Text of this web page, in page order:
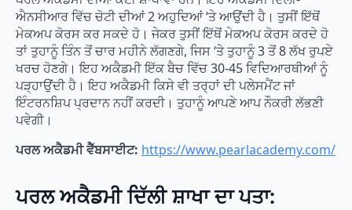
ਐਨਸੀਆਰ ਵਿੱਚ ਚੋਟੀ ਦੀਆਂ 2 ਅਹੁਦਿਆਂ ‘ਤੇ ਆਉਂਦੀ ਹੈ। ਤੁਸੀਂ ਇੱਥੋਂ
ਮੇਕਅਪ ਕੋਰਸ ਕਰ ਸਕਦੇ ਹੋ। ਜੇਕਰ ਤੁਸੀਂ ਇੱਥੋਂ ਮੇਕਅਪ ਕੋਰਸ ਕਰਦੇ ਹੋ
ਤਾਂ ਤੁਹਾਨੂੰ ਤਿੰਨ ਤੋਂ ਚਾਰ ਮਹੀਨੇ ਲੱਗਣਗੇ, ਜਿਸ ‘ਤੇ ਤੁਹਾਨੂੰ 3 ਤੋਂ 8 ਲੱਖ ਰੁਪਏ
ਖਰਚ ਹੋਣਗੇ। ਇਹ ਅਕੈਡਮੀ ਇੱਕ ਬੈਚ ਵਿੱਚ 30-45 ਵਿਦਿਆਰਥੀਆਂ ਨੂੰ
ਪੜ੍ਹਾਉਂਦੀ ਹੈ। ਇਹ ਅਕੈਡਮੀ ਕਿਸੇ ਵੀ ਤਰ੍ਹਾਂ ਦੀ ਪਲੇਸਮੈਂਟ ਜਾਂ
ਇੰਟਰਨਸ਼ਿਪ ਪ੍ਰਦਾਨ ਨਹੀਂ ਕਰਦੀ। ਤੁਹਾਨੂੰ ਆਪਣੇ ਆਪ ਨੌਕਰੀ ਲੱਭਣੀ
ਪਵੇਗੀ।
ਪਰਲ ਅਕੈਡਮੀ ਵੈੱਬਸਾਈਟ: https://www.pearlacademy.com/
ਪਰਲ ਅਕੈਡਮੀ ਦਿੱਲੀ ਸ਼ਾਖਾ ਦਾ ਪਤਾ: